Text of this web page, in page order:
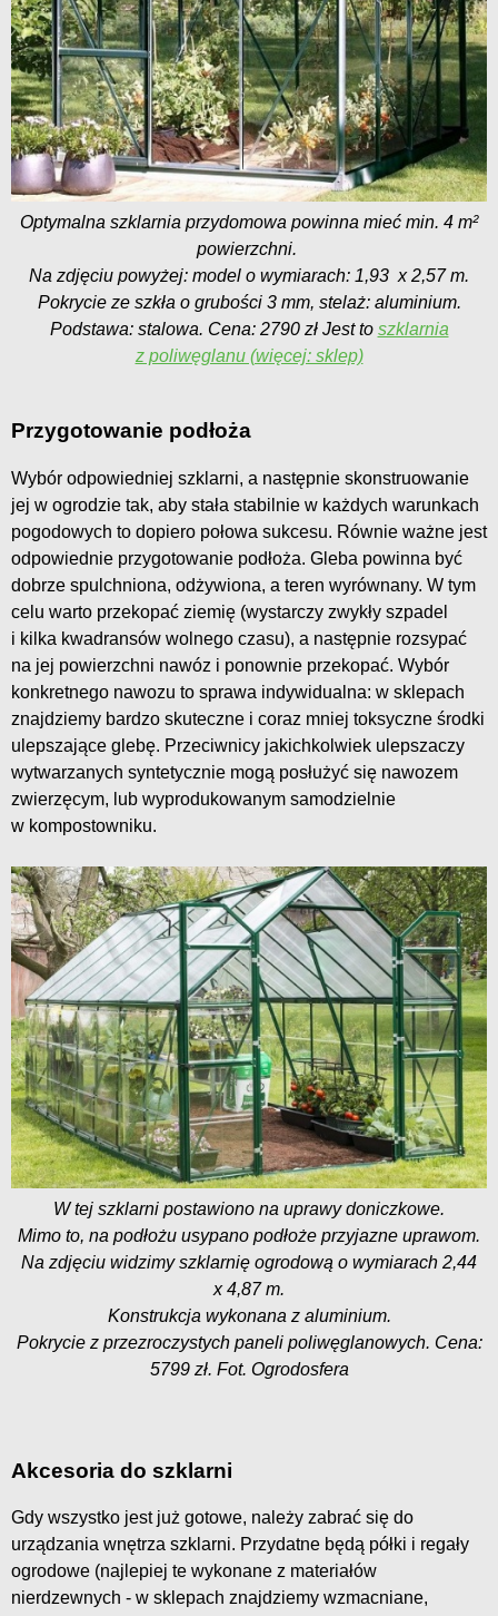
Optymalna szklarnia przydomowa powinna mieć min. 4 m²
powierzchni.
Na zdjęciu powyżej: model o wymiarach: 1,93 x 2,57 m.
Pokrycie ze szkła o grubości 3 mm, stelaż: aluminium.
Podstawa: stalowa. Cena: 2790 zł Jest to szklarnia
z poliwęglanu (więcej: sklep)
Przygotowanie podłoża
Wybór odpowiedniej szklarni, a następnie skonstruowanie
jej w ogrodzie tak, aby stała stabilnie w każdych warunkach
pogodowych to dopiero połowa sukcesu. Równie ważne jest
odpowiednie przygotowanie podłoża. Gleba powinna być
dobrze spulchniona, odżywiona, a teren wyrównany. W tym
celu warto przekopać ziemię (wystarczy zwykły szpadel
i kilka kwadransów wolnego czasu), a następnie rozsypać
na jej powierzchni nawóz i ponownie przekopać. Wybór
konkretnego nawozu to sprawa indywidualna: w sklepach
znajdziemy bardzo skuteczne i coraz mniej toksyczne środki
ulepszające glebę. Przeciwnicy jakichkolwiek ulepszaczy
wytwarzanych syntetycznie mogą posłużyć się nawozem
zwierzęcym, lub wyprodukowanym samodzielnie
w kompostowniku.
W tej szklarni postawiono na uprawy doniczkowe.
Mimo to, na podłożu usypano podłoże przyjazne uprawom.
Na zdjęciu widzimy szklarnię ogrodową o wymiarach 2,44
x 4,87 m.
Konstrukcja wykonana z aluminium.
Pokrycie z przezroczystych paneli poliwęglanowych. Cena:
5799 zł. Fot. Ogrodosfera
Akcesoria do szklarni
Gdy wszystko jest już gotowe, należy zabrać się do
urządzania wnętrza szklarni. Przydatne będą półki i regały
ogrodowe (najlepiej te wykonane z materiałów
nierdzewnych - w sklepach znajdziemy wzmacniane,